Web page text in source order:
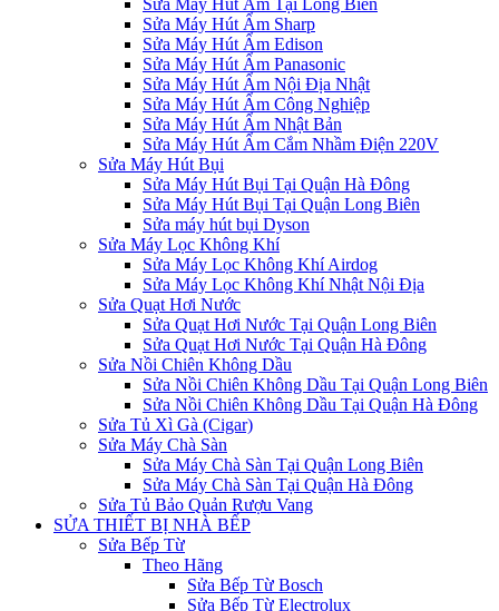
Sửa Máy Hút Ẩm Tại Long Biên
Sửa Máy Hút Ẩm Sharp
Sửa Máy Hút Ẩm Edison
Sửa Máy Hút Ẩm Panasonic
Sửa Máy Hút Ẩm Nội Địa Nhật
Sửa Máy Hút Ẩm Công Nghiệp
Sửa Máy Hút Ẩm Nhật Bản
Sửa Máy Hút Ẩm Cắm Nhầm Điện 220V
Sửa Máy Hút Bụi
Sửa Máy Hút Bụi Tại Quận Hà Đông
Sửa Máy Hút Bụi Tại Quận Long Biên
Sửa máy hút bụi Dyson
Sửa Máy Lọc Không Khí
Sửa Máy Lọc Không Khí Airdog
Sửa Máy Lọc Không Khí Nhật Nội Địa
Sửa Quạt Hơi Nước
Sửa Quạt Hơi Nước Tại Quận Long Biên
Sửa Quạt Hơi Nước Tại Quận Hà Đông
Sửa Nồi Chiên Không Dầu
Sửa Nồi Chiên Không Dầu Tại Quận Long Biên
Sửa Nồi Chiên Không Dầu Tại Quận Hà Đông
Sửa Tủ Xì Gà (Cigar)
Sửa Máy Chà Sàn
Sửa Máy Chà Sàn Tại Quận Long Biên
Sửa Máy Chà Sàn Tại Quận Hà Đông
Sửa Tủ Bảo Quản Rượu Vang
SỬA THIẾT BỊ NHÀ BẾP
Sửa Bếp Từ
Theo Hãng
Sửa Bếp Từ Bosch
Sửa Bếp Từ Electrolux